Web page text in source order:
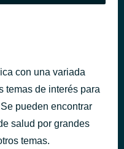
con una variada
temas de interés para
pueden encontrar
salud por grandes
temas.